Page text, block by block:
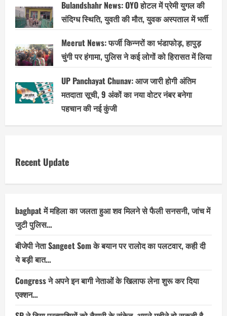
Bulandshahr News: OYO होटल में प्रेमी युगल की
संदिग्ध स्थिति, युवती की मौत, युवक अस्पताल में भर्ती
Meerut News: फर्जी किन्नरों का भंडाफोड़, हापुड़
चुंगी पर हंगामा, पुलिस ने कई लोगों को हिरासत में लिया
UP Panchayat Chunav: आज जारी होगी अंतिम
मतदाता सूची, 9 अंकों का नया वोटर नंबर बनेगा
पहचान की नई कुंजी
Recent Update
baghpat में महिला का जलता हुआ शव मिलने से फैली सनसनी, जांच में
जुटी पुलिस…
बीजेपी नेता Sangeet Som के बयान पर रालोद का पलटवार, कही दी
ये बड़ी बात…
Congress ने अपने इन बागी नेताओं के खिलाफ लेना शुरू कर दिया
एक्शन…